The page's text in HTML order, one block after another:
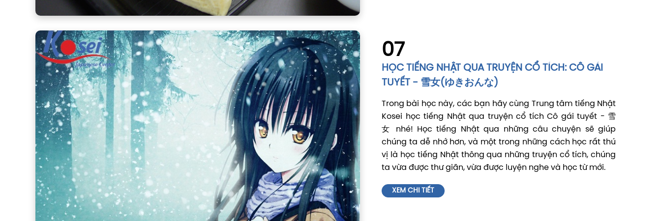
07
HỌC TIẾNG NHẬT QUA TRUYỆN CỔ TÍCH: CÔ GÁI
TUYẾT - 雪女(ゆきおんな)
Trong bài học này, các bạn hãy cùng Trung tâm tiếng Nhật
Kosei học tiếng Nhật qua truyện cổ tích Cô gái tuyết - 雪
女 nhé! Học tiếng Nhật qua những câu chuyện sẽ giúp
chúng ta dễ nhớ hơn, và một trong những cách học rất thú
vị là học tiếng Nhật thông qua những truyện cổ tích, chúng
ta vừa được thư giãn, vừa được luyện nghe và học từ mới.
XEM CHI TIẾT